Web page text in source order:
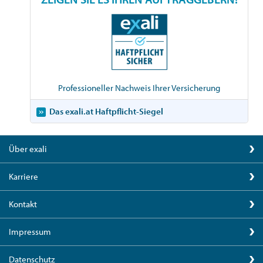
Professioneller Nachweis Ihrer Versicherung
Das exali.at Haftpflicht-Siegel
Über exali
Karriere
Kontakt
Impressum
Datenschutz